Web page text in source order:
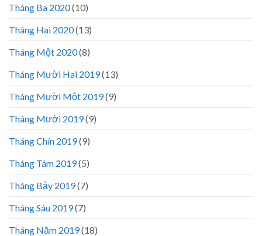
Tháng Ba 2020(10)
Tháng Hai 2020(13)
Tháng Một 2020(8)
Tháng Mười Hai 2019(13)
Tháng Mười Một 2019(9)
Tháng Mười 2019(9)
Tháng Chín 2019(9)
Tháng Tám 2019(5)
Tháng Bảy 2019(7)
Tháng Sáu 2019(7)
Tháng Năm 2019(18)